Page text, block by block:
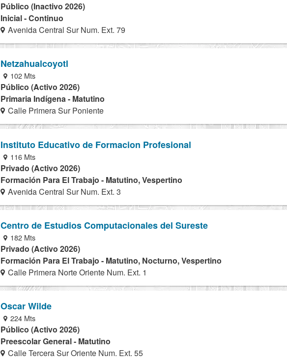
Público (Inactivo 2026)
Inicial - Continuo
Avenida Central Sur Num. Ext. 79
Netzahualcoyotl
102 Mts
Público (Activo 2026)
Primaria Indígena - Matutino
Calle Primera Sur Poniente
Instituto Educativo de Formacion Profesional
116 Mts
Privado (Activo 2026)
Formación Para El Trabajo - Matutino, Vespertino
Avenida Central Sur Num. Ext. 3
Centro de Estudios Computacionales del Sureste
182 Mts
Privado (Activo 2026)
Formación Para El Trabajo - Matutino, Nocturno, Vespertino
Calle Primera Norte Oriente Num. Ext. 1
Oscar Wilde
224 Mts
Público (Activo 2026)
Preescolar General - Matutino
Calle Tercera Sur Oriente Num. Ext. 55